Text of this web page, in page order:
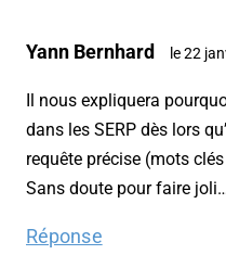
Yann Bernhard le 22
Il nous expliquera
dans les SERP dès lors
requête précise (mots
Sans doute pour faire
Réponse